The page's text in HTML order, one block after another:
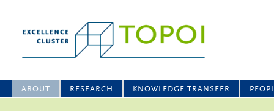
ABOUT RESEARCH KNOWLEDGE TRANSFER